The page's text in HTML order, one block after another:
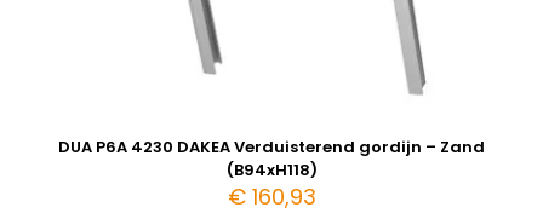
DUA P6A 4230 DAKEA Verduisterend gordijn – Zand
(B94xH118)
€160,93